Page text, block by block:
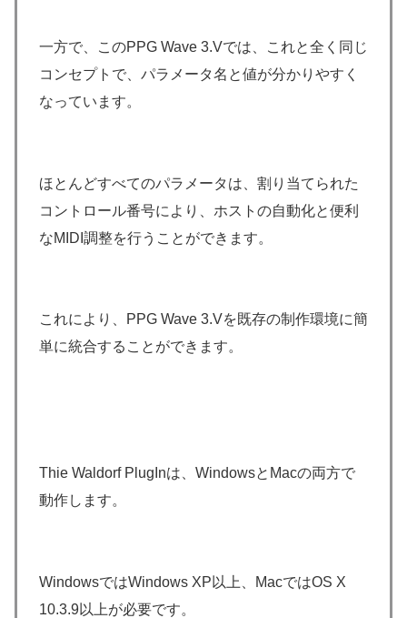
一方で、このPPG Wave 3.Vでは、これと全く同じ
コンセプトで、パラメータ名と値が分かりやすく
なっています。
ほとんどすべてのパラメータは、割り当てられた
コントロール番号により、ホストの自動化と便利
なMIDI調整を行うことができます。
これにより、PPG Wave 3.Vを既存の制作環境に簡
単に統合することができます。
Thie Waldorf PlugInは、WindowsとMacの両方で
動作します。
WindowsではWindows XP以上、MacではOS X
10.3.9以上が必要です。